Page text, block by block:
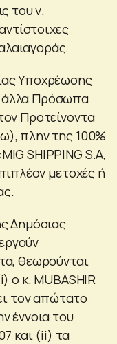
του ν.
Υποχρέωσης
άλλα Πρόσωπα
Προτείνοντα
πλην της 100%
SHIPPING S.A,
μετοχές ή
Δημόσιας
θεωρούνται
o κ. MUBASHIR
τον απώτατο
έννοια του
και (ii) τα